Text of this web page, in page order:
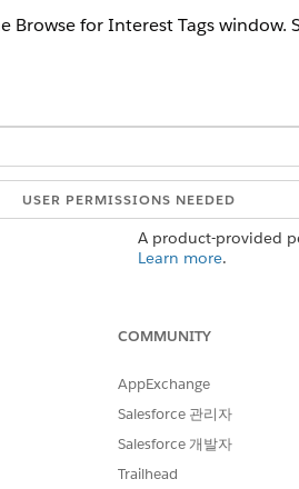
Browse for Interest Tags
USER PERMISSIONS NEEDED
A product-provided
Learn more.
COMMUNITY
AppExchange
Salesforce 관리자
Salesforce 개발자
Trailhead